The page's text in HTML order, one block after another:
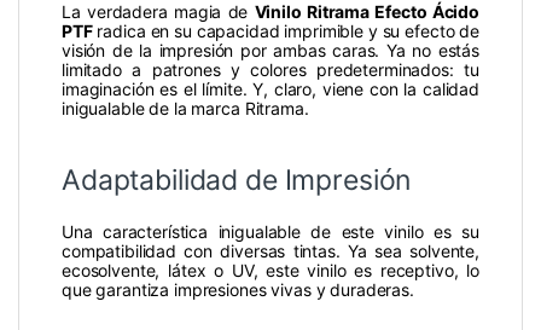
La verdadera magia de Vinilo Ritrama Efecto Ácido
PTFradica en su capacidad imprimible y su efecto de
visión de la impresión por ambas caras. Ya no estás
limitado a patrones y colores predeterminados: tu
imaginación es el límite. Y, claro, viene con la calidad
inigualable de la marca Ritrama.
Adaptabilidad de Impresión
Una característica inigualable de este vinilo es su
compatibilidad con diversas tintas. Ya sea solvente,
ecosolvente, látex o UV, este vinilo es receptivo, lo
que garantiza impresiones vivas y duraderas.